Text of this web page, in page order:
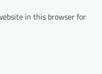
in this browser for